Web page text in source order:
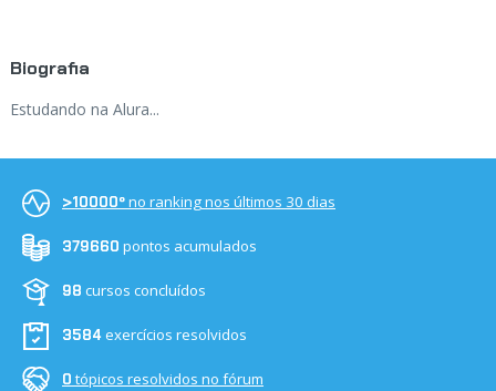
Biografia
Estudando na Alura...
>10000ºno ranking nos últimos 30 dias
379660 pontos acumulados
98 cursos concluídos
3584exercícios resolvidos
0 tópicos resolvidos no fórum